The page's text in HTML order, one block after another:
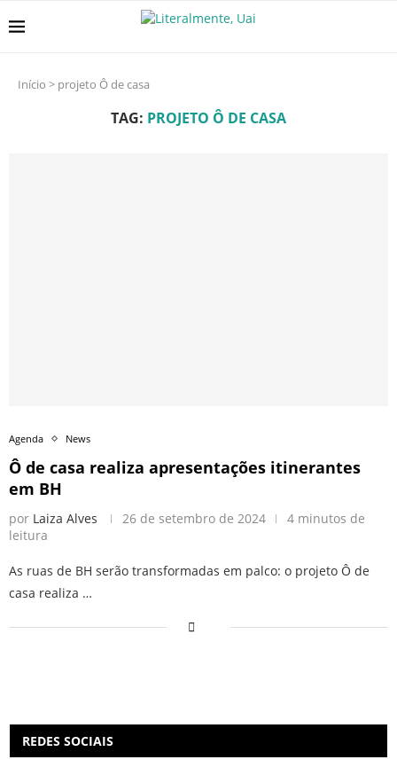
Início > projeto Ô de casa
TAG: PROJETO Ô DE CASA
Agenda News
Ô de casa realiza apresentações itinerantes
em BH
por Laiza Alves 26 de setembro de 2024
4 minutos de
leitura
As ruas de BH serão transformadas em palco: o projeto Ô de
casa realiza …
REDES SOCIAIS